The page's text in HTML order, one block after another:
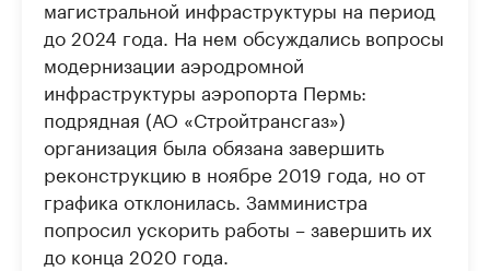
магистральной инфраструктуры на период
до 2024 года. На нем обсуждались вопросы
модернизации аэродромной
инфраструктуры аэропорта Пермь:
подрядная (АО «Стройтрансгаз»)
организация была обязана завершить
реконструкцию в ноябре 2019 года, но от
графика отклонилась. Замминистра
попросил ускорить работы – завершить их
до конца 2020 года.